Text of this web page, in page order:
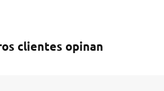
clientes opinan